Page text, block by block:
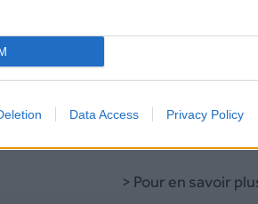
Data Access Privacy Policy
La location de
légales.
> Pour en savoir